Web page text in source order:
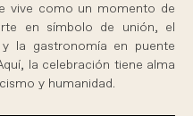
vive como un momento de
en símbolo de unión, el
la gastronomía en puente
la celebración tiene alma
y humanidad.